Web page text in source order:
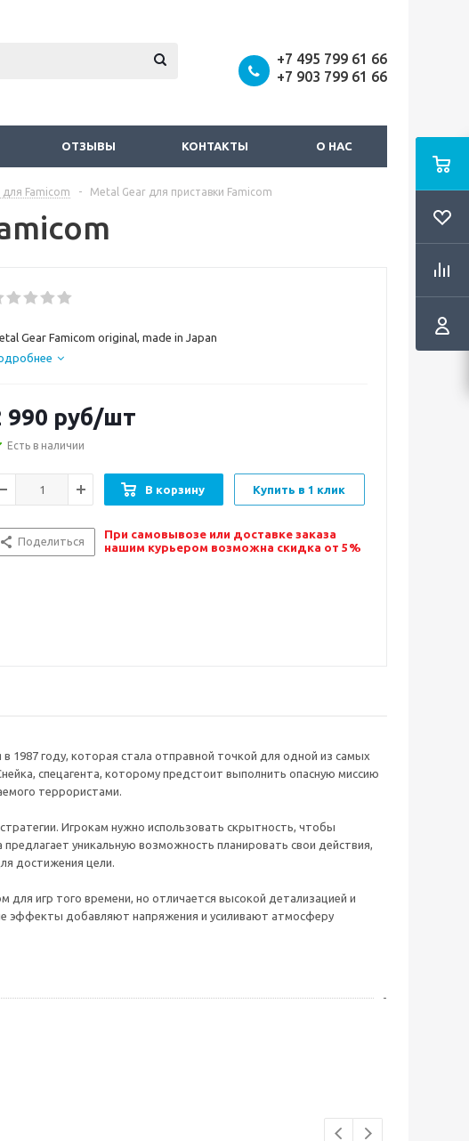
+7 495 799 61 66
+7 903 799 61 66
ОТЗЫВЫ КОНТАКТЫ О НАС
Famicom - Metal Gear для приставки Famicom
Gear Famicom original, made in Japan
990 руб/шт
Есть в наличии
В корзину Купить в 1 клик
Поделиться
При самовывозе или доставке заказа
нашим курьером возможна скидка от 5%
1987 году, которая стала отправной точкой для одной из самых
спецагента, которому предстоит выполнить опасную миссию
террористами.
Игрокам нужно использовать скрытность, чтобы
уникальную возможность планировать свои действия,
достижения цели.
для игр того времени, но отличается высокой детализацией и
эффекты добавляют напряжения и усиливают атмосферу
-